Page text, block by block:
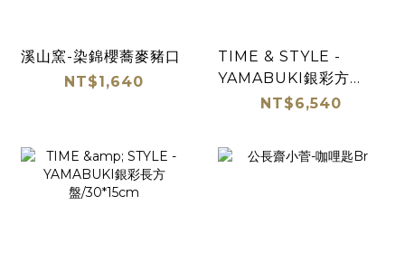
溪山窯-染錦櫻蕎麥豬口
NT$1,640
TIME & STYLE -
YAMABUKI銀彩方
盤/21cmNT$6,540